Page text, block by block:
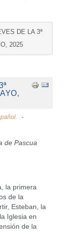
DE LA 3ª
2025
de Pascua
la primera
de la
Esteban, la
Iglesia en
de la